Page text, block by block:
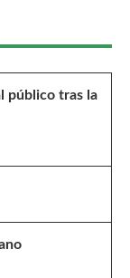
público tras la